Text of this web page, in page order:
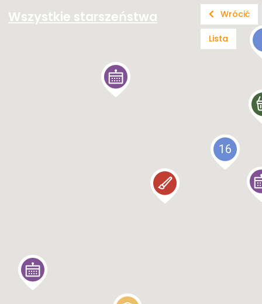
16
Wrócić
Lista
Wszystkie starszeństwa